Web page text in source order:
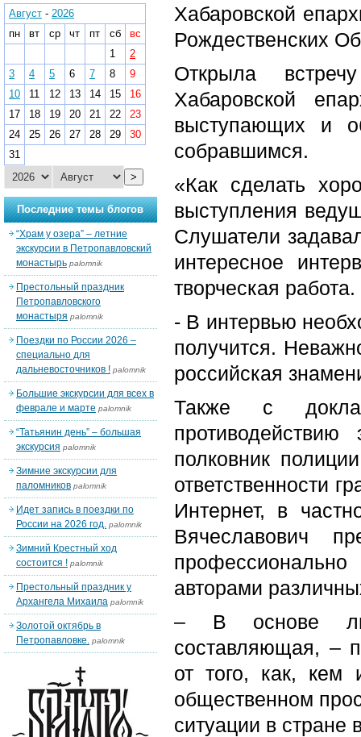
Хабаровской
Рождественских
Открыла
Хабаровской
выступающих и
собравшимся.
«Как сделать
выступления
Слушатели
интересное
творческая работа.
- В интервью
получится.
российская
Также с
полковник
ответственности
Интернет, в
Вячеславович
авторами
– В основе
составляющая, –
от того, как, кем
общественном
ситуации в стране
Август - 2026
пн
вт ср чт пт сб
вс
1
2
3
4 5 6 7 8
9
10
11 12 13 14 15
16
17
18 19 20 21 22
23
24
25 26 27 28 29
30
31
>
Последние темы блогов
“Храм у озера” – летние
экскурсии в Петропавловский
монастырь palomnik
Престольный праздник
Петропавловского
монастыря palomnik
Поездки по России 2026 –
специально для
дальневосточников ! palomnik
Большие экскурсии для всех в
феврале и марте palomnik
“Татьянин день” – большая
экскурсия palomnik
Зимние экскурсии для
паломников palomnik
Идет запись в поездки по
России на 2026 год. palomnik
Зимний Крестный ход
состоится ! palomnik
Престольный праздник у
Архангела Михаила palomnik
Золотой октябрь в
Петропавловке. palomnik